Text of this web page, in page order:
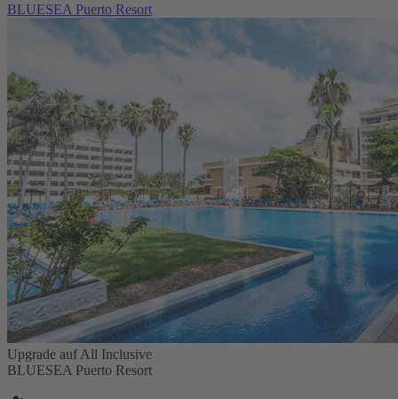
BLUESEA Puerto Resort
Upgrade auf All Inclusive
BLUESEA Puerto Resort